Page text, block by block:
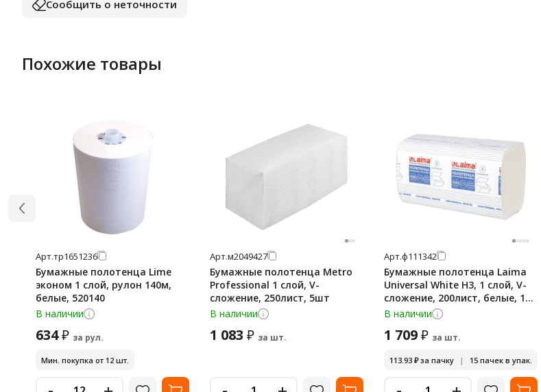
Сообщить о неточности
Похожие товары
Арт.тр1651236
Бумажные полотенца Lime
эконом 1 слой, рулон 140м,
белые, 520140
В наличии
634₽ за рул.
Мин. покупка от 12 шт.
Арт.м2049427
Бумажные полотенца Metro
Professional 1 слой, V-
сложение, 250лист, 5шт
В наличии
1 083 ₽ за шт.
Арт.ф111342
Бумажные полотенца Laima
Universal White H3, 1 слой, V-
сложение, 200лист, белые, 15
пачек
В наличии
1 709₽ за шт.
113.93 ₽за пачку | 15 пачек в упак.